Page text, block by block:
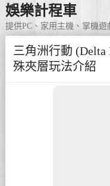
娛樂計程車
提供PC、家用主機、掌機
三角洲行動 (Delta
殊夾層玩法介紹